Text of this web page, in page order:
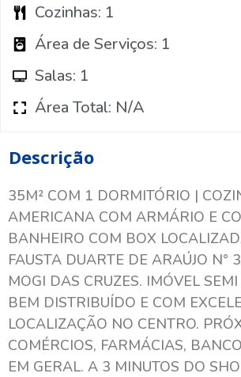
Cozinhas: 1
Área de Serviços: 1
Salas: 1
Área Total: N/A
Descrição
35M² COM 1 DORMITÓRIO |
AMERICANA COM ARMÁRIO E
BANHEIRO COM BOX
FAUSTA DUARTE DE ARAÚJO N°
MOGI DAS CRUZES. IMÓVEL
BEM DISTRIBUÍDO E COM
LOCALIZAÇÃO NO CENTRO.
COMÉRCIOS, FARMÁCIAS,
EM GERAL. A 3 MINUTOS DO